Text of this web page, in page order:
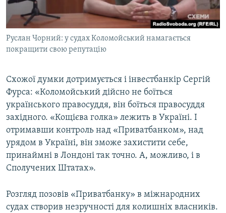
Руслан Чорний: у судах Коломойський намагається
покращити свою репутацію
​Схожої думки дотримується і інвестбанкір Сергій
Фурса: «Коломойський дійсно не боїться
українського правосуддя, він боїться правосуддя
західного. «Кощієва голка» лежить в Україні. І
отримавши контроль над «Приватбанком», над
урядом в Україні, він зможе захистити себе,
принаймні в Лондоні так точно. А, можливо, і в
Сполучених Штатах».
Розгляд позовів «Приватбанку» в міжнародних
судах створив незручності для колишніх власників.